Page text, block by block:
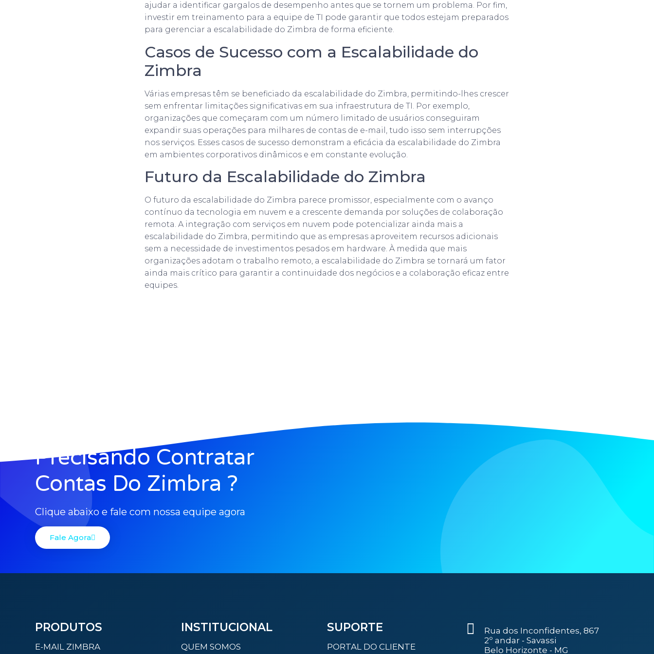
ajudar a identificar gargalos de desempenho antes que se tornem um problema. Por fim,
investir em treinamento para a equipe de TI pode garantir que todos estejam preparados
para gerenciar a escalabilidade do Zimbra de forma eficiente.
Casos de Sucesso com a Escalabilidade do
Zimbra
Várias empresas têm se beneficiado da escalabilidade do Zimbra, permitindo-lhes crescer
sem enfrentar limitações significativas em sua infraestrutura de TI. Por exemplo,
organizações que começaram com um número limitado de usuários conseguiram
expandir suas operações para milhares de contas de e-mail, tudo isso sem interrupções
nos serviços. Esses casos de sucesso demonstram a eficácia da escalabilidade do Zimbra
em ambientes corporativos dinâmicos e em constante evolução.
Futuro da Escalabilidade do Zimbra
O futuro da escalabilidade do Zimbra parece promissor, especialmente com o avanço
contínuo da tecnologia em nuvem e a crescente demanda por soluções de colaboração
remota. A integração com serviços em nuvem pode potencializar ainda mais a
escalabilidade do Zimbra, permitindo que as empresas aproveitem recursos adicionais
sem a necessidade de investimentos pesados em hardware. À medida que mais
organizações adotam o trabalho remoto, a escalabilidade do Zimbra se tornará um fator
ainda mais crítico para garantir a continuidade dos negócios e a colaboração eficaz entre
equipes.
Precisando Contratar
Contas Do Zimbra ?
Clique abaixo e fale com nossa equipe agora
Fale Agora
PRODUTOS
E-MAIL ZIMBRA
INSTITUCIONAL
QUEM SOMOS
SUPORTE
PORTAL DO CLIENTE
Rua dos Inconfidentes, 867
2º andar - Savassi
Belo Horizonte - MG